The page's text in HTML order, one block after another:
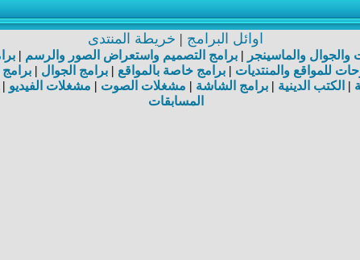
اوائل البرامج | خريطة المنتدى
والجوال والماسينجر | برامج التصميم واستعراض الصور والرسم |
للمواقع والمنتديات | برامج خاصة بالمواقع | برامج الجوال | برامج
| الكتب الدينية |برامج الشاشة | مشغلات الصوت | مشغلات الفيديو |
المسابقات